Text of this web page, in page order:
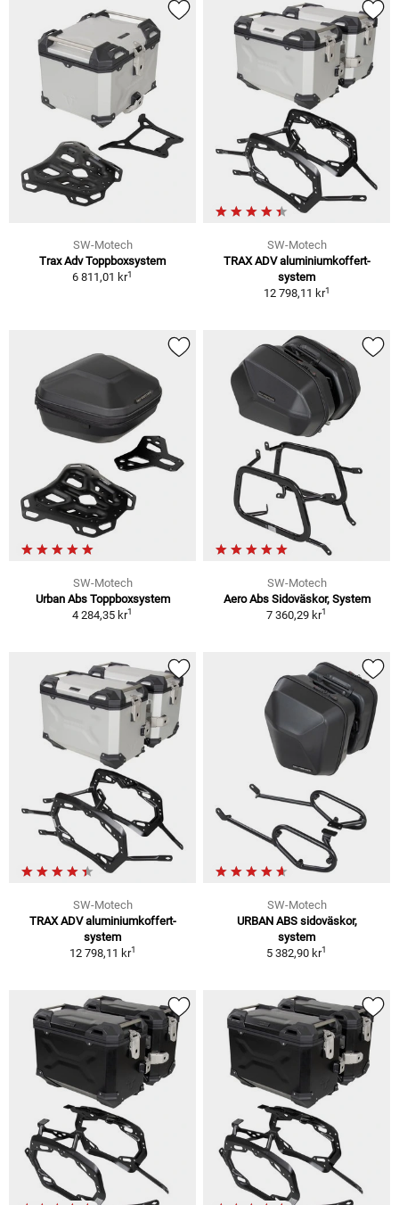
SW-Motech
Trax Adv Toppboxsystem
6 811,01 kr1
SW-Motech
TRAX ADV aluminiumkoffert-
system
12 798,11 kr1
SW-Motech
Urban Abs Toppboxsystem
4 284,35 kr1
SW-Motech
Aero Abs Sidoväskor, System
7 360,29 kr1
SW-Motech
TRAX ADV aluminiumkoffert-
system
12 798,11 kr1
SW-Motech
URBAN ABS sidoväskor,
system
5 382,90 kr1